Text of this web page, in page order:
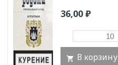
36,00 ₽
В корзину